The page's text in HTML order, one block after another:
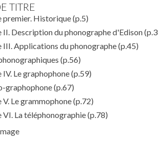
TITRE
premier. Historique(p.5)
II. Description du phonographe d'Edison
III. Applications du phonographe(p.45)
(p.56)
Le graphophone(p.59)
graphophone(p.67)
Le grammophone(p.72)
VI. La téléphonographie(p.78)